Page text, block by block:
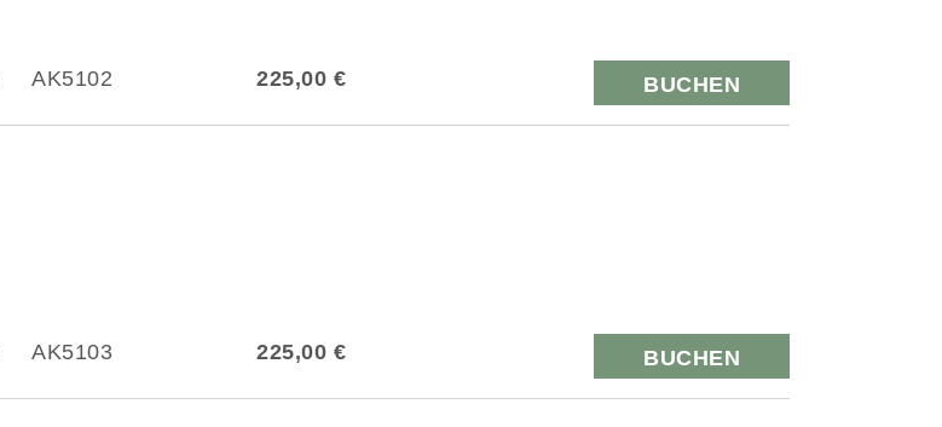
AK5102 225,00 € BUCHEN
AK5103 225,00 € BUCHEN